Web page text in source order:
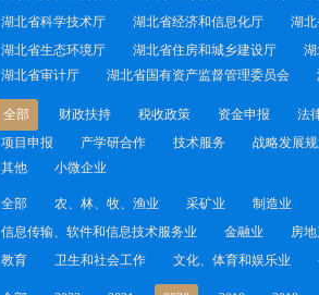
湖北省科学技术厅
湖北省经济和信息化厅
湖
湖北省生态环境厅
湖北省住房和城乡建设厅
湖北省审计厅
湖北省国有资产监督管理委员会
全部 财政扶持 税收政策 资金申报
法
项目申报
产学研合作 技术服务
战略发展
其他
小微企业
全部 农、林、牧、渔业 采矿业
制造业
信息传输、软件和信息技术服务业
金融业
房
教育
卫生和社会工作 文化、体育和娱乐业